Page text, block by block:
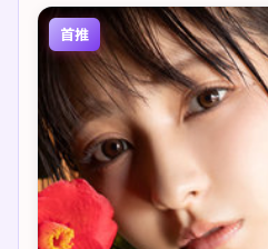
首推